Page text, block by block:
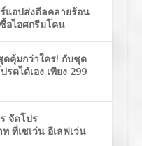
แอปส่งดีลคลายร้อน
อไอศกรีมโคน
คุ้มกว่าใคร! กับชุด
รดได้เอง เพียง 299
จัดโปร
ที่เซเว่น อีเลฟเว่น